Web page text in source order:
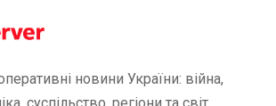
новини України: війна,